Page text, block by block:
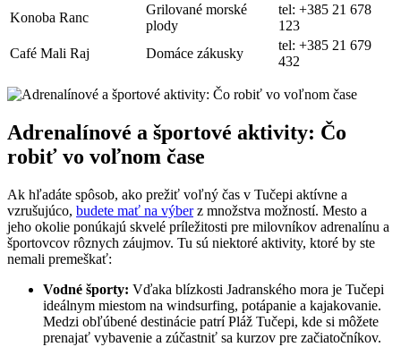
Konoba Ranc
Grilované morské
plody
tel: +385 21 678
123
Café Mali Raj
Domáce zákusky
tel: +385 21 679
432
Adrenalínové a športové aktivity: Čo
robiť vo voľnom čase
Ak hľadáte spôsob, ako prežiť voľný čas v Tučepi aktívne a
vzrušujúco, budete mať na výberz množstva možností. Mesto a
jeho okolie ponúkajú skvelé príležitosti pre milovníkov adrenalínu a
športovcov rôznych záujmov. Tu sú niektoré aktivity, ktoré by ste
nemali premeškať:
Vodné športy: Vďaka blízkosti Jadranského mora je Tučepi
ideálnym miestom na windsurfing, potápanie a kajakovanie.
Medzi obľúbené destinácie patrí Pláž Tučepi, kde si môžete
prenajať vybavenie a zúčastniť sa kurzov pre začiatočníkov.